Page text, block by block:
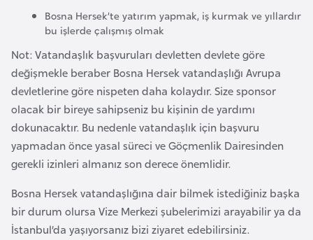
Bosna Hersek’te yatırım yapmak, iş kurmak ve yıllardır
bu işlerde çalışmış olmak
Not: Vatandaşlık başvuruları devletten devlete göre
değişmekle beraber Bosna Hersek vatandaşlığı Avrupa
devletlerine göre nispeten daha kolaydır. Size sponsor
olacak bir bireye sahipseniz bu kişinin de yardımı
dokunacaktır. Bu nedenle vatandaşlık için başvuru
yapmadan önce yasal süreci ve Göçmenlik Dairesinden
gerekli izinleri almanız son derece önemlidir.
Bosna Hersek vatandaşlığına dair bilmek istediğiniz başka
bir durum olursa Vize Merkezi şubelerimizi arayabilir ya da
İstanbul’da yaşıyorsanız bizi ziyaret edebilirsiniz.
B
o
s
n
a
e
r
s